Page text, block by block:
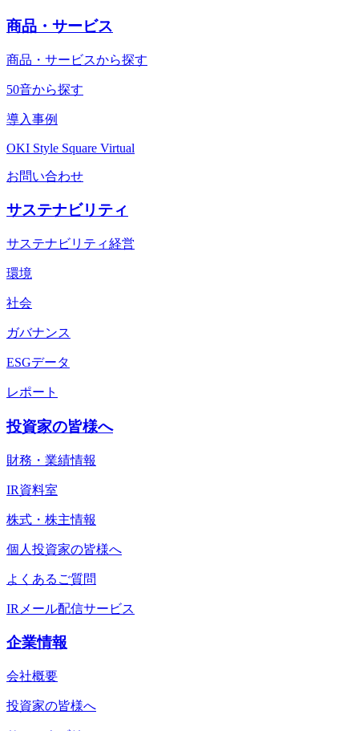
商品・サービス
商品・サービスから探す
50音から探す
導入事例
OKI Style Square Virtual
お問い合わせ
サステナビリティ
サステナビリティ経営
環境
社会
ガバナンス
ESGデータ
レポート
投資家の皆様へ
財務・業績情報
IR資料室
株式・株主情報
個人投資家の皆様へ
よくあるご質問
IRメール配信サービス
企業情報
会社概要
投資家の皆様へ